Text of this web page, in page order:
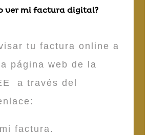
ver mi factura digital?
tu factura online a
página web de la
a través del
factura.